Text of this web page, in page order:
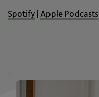
Spotify| Apple Podcasts